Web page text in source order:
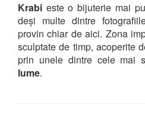
Krabi este o bijuterie mai
deși multe dintre
provin chiar de aici. Zona
sculptate de timp, acoperite
prin unele dintre cele mai
lume.